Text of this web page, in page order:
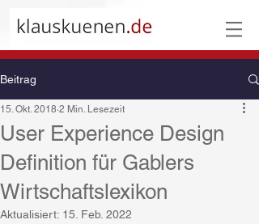
Beitrag
User Experience Design
Definition für Gablers
Wirtschaftslexikon
15. Okt. 2018 2 Min. Lesezeit
Aktualisiert: 15. Feb. 2022